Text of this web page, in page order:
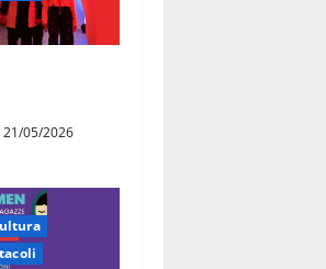
21/05/2026